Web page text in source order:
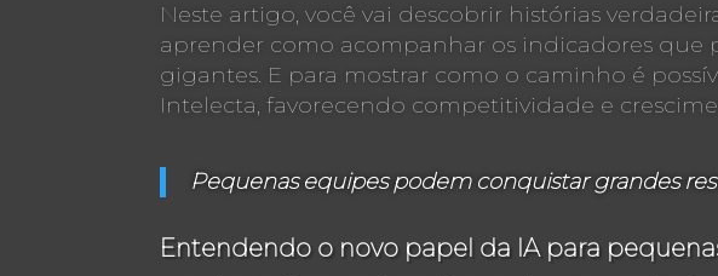
Neste artigo, você vai descobrir histórias
aprender como acompanhar os indicadores que
gigantes. E para mostrar como o caminho é
Intelecta, favorecendo competitividade e
Pequenas equipes podem conquistar grandes
Entendendo o novo papel da IA para